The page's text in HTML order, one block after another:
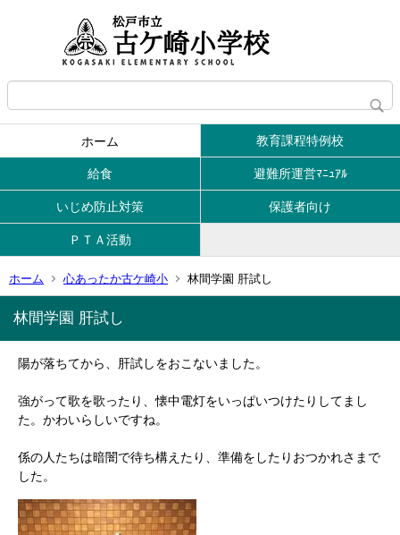
ホーム 教育課程特例校
給食 避難所運営ﾏﾆｭｱﾙ
いじめ防止対策 保護者向け
ＰＴＡ活動
ホーム 心あったか古ケ崎小 林間学園 肝試し
林間学園 肝試し
陽が落ちてから、肝試しをおこないました。
強がって歌を歌ったり、懐中電灯をいっぱいつけたりしてまし
た。かわいらしいですね。
係の人たちは暗闇で待ち構えたり、準備をしたりおつかれさまで
した。